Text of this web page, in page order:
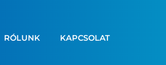
RÓLUNK KAPCSOLAT